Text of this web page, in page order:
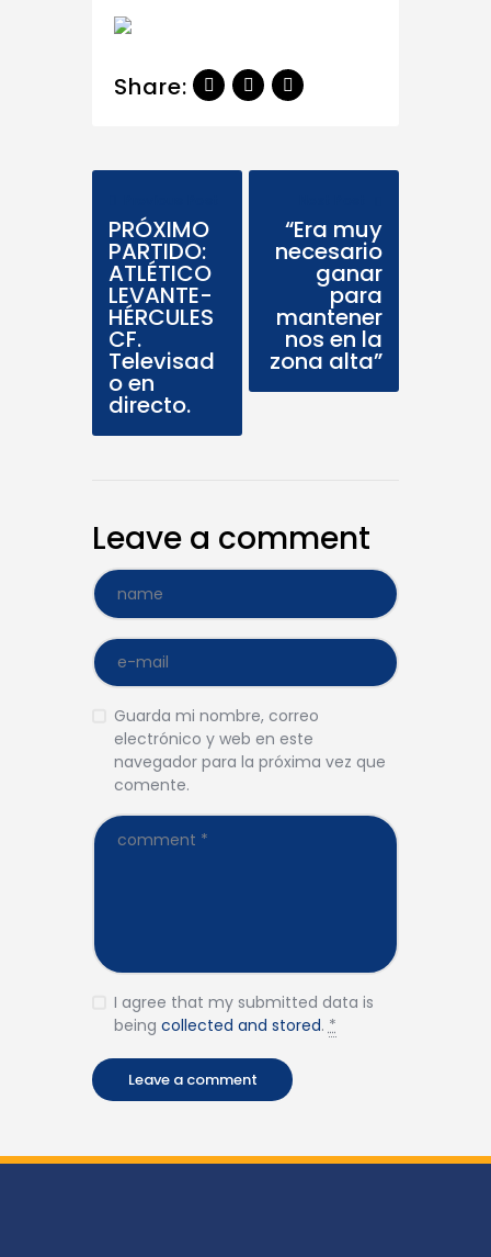
Share:
PRÓXIMO
PARTIDO:
ATLÉTICO
LEVANTE-
HÉRCULES
CF.
Televisad
o en
directo.
“Era muy
necesario
ganar
para
mantener
nos en la
zona alta”
Leave a comment
Guarda mi nombre, correo
electrónico y web en este
navegador para la próxima vez que
comente.
I agree that my submitted data is
being collected and stored.*